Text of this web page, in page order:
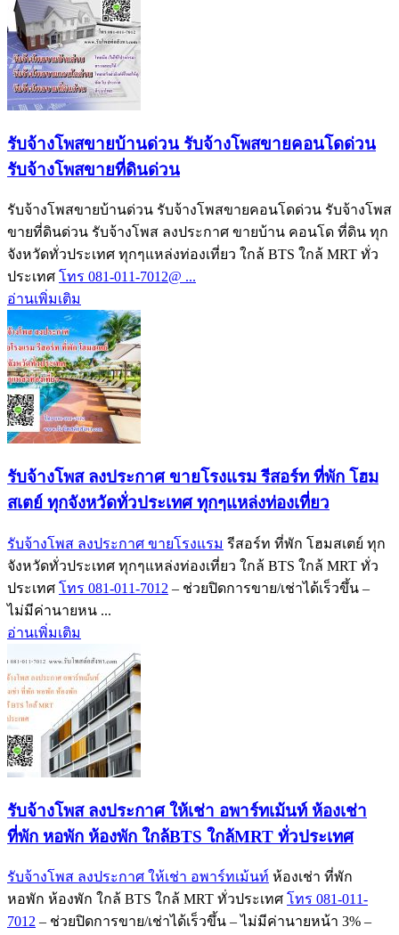
รับจ้างโพสขายบ้านด่วน รับจ้างโพสขายคอนโดด่วน
รับจ้างโพสขายที่ดินด่วน
รับจ้างโพสขายบ้านด่วน รับจ้างโพสขายคอนโดด่วน รับจ้างโพส
ขายที่ดินด่วน รับจ้างโพส ลงประกาศ ขายบ้าน คอนโด ที่ดิน ทุก
จังหวัดทั่วประเทศ ทุกๆแหล่งท่องเที่ยว ใกล้ BTS ใกล้ MRT ทั่ว
ประเทศ โทร 081-011-7012@ ...
อ่านเพิ่มเติม
รับจ้างโพส ลงประกาศ ขายโรงแรม รีสอร์ท ที่พัก โฮม
สเตย์ ทุกจังหวัดทั่วประเทศ ทุกๆแหล่งท่องเที่ยว
รับจ้างโพส ลงประกาศ ขายโรงแรม รีสอร์ท ที่พัก โฮมสเตย์ ทุก
จังหวัดทั่วประเทศ ทุกๆแหล่งท่องเที่ยว ใกล้ BTS ใกล้ MRT ทั่ว
ประเทศ โทร 081-011-7012 – ช่วยปิดการขาย/เช่าได้เร็วขึ้น –
ไม่มีค่านายหน ...
อ่านเพิ่มเติม
รับจ้างโพส ลงประกาศ ให้เช่า อพาร์ทเม้นท์ ห้องเช่า
ที่พัก หอพัก ห้องพัก ใกล้BTS ใกล้MRT ทั่วประเทศ
รับจ้างโพส ลงประกาศ ให้เช่า อพาร์ทเม้นท์ ห้องเช่า ที่พัก
หอพัก ห้องพัก ใกล้ BTS ใกล้ MRT ทั่วประเทศ โทร 081-011-
7012 – ช่วยปิดการขาย/เช่าได้เร็วขึ้น – ไม่มีค่านายหน้า 3% –